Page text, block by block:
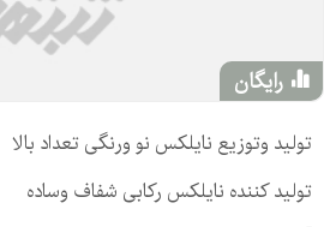
رایگان
تولید وتوزیع نایلکس نو ورنگی تعداد بالا
تولید کننده نایلکس رکابی شفاف وساده